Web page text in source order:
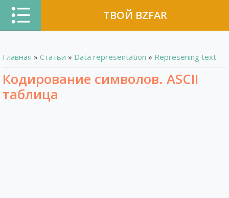
ТВОЙ BZFAR
Главная » Статьи » Data representation » Represening text
Кодирование символов. ASCII
таблица